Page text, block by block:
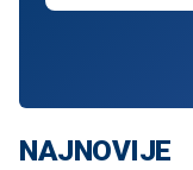
NAJNOVIJE